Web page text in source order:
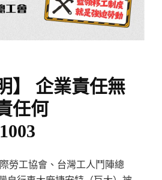
】 企業責任無
任何
勞工協會、台灣工人鬥陣總